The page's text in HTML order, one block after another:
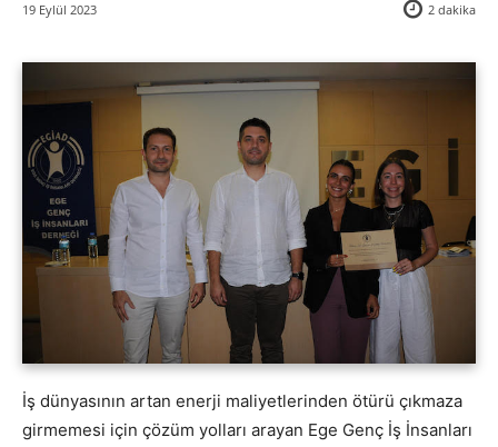
19 Eylül 2023 2 dakika
İş dünyasının artan enerji maliyetlerinden ötürü çıkmaza
girmemesi için çözüm yolları arayan Ege Genç İş İnsanları